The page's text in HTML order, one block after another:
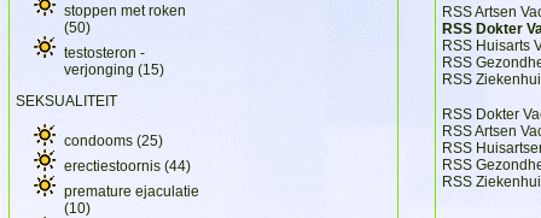
stoppen met roken
(50)
testosteron -
verjonging (15)
SEKSUALITEIT
condooms (25)
erectiestoornis (44)
premature ejaculatie
(10)
RSS Artsen
RSS Dokter
RSS Huisarts
RSS
RSS
RSS Dokter
RSS Artsen
RSS
RSS
RSS